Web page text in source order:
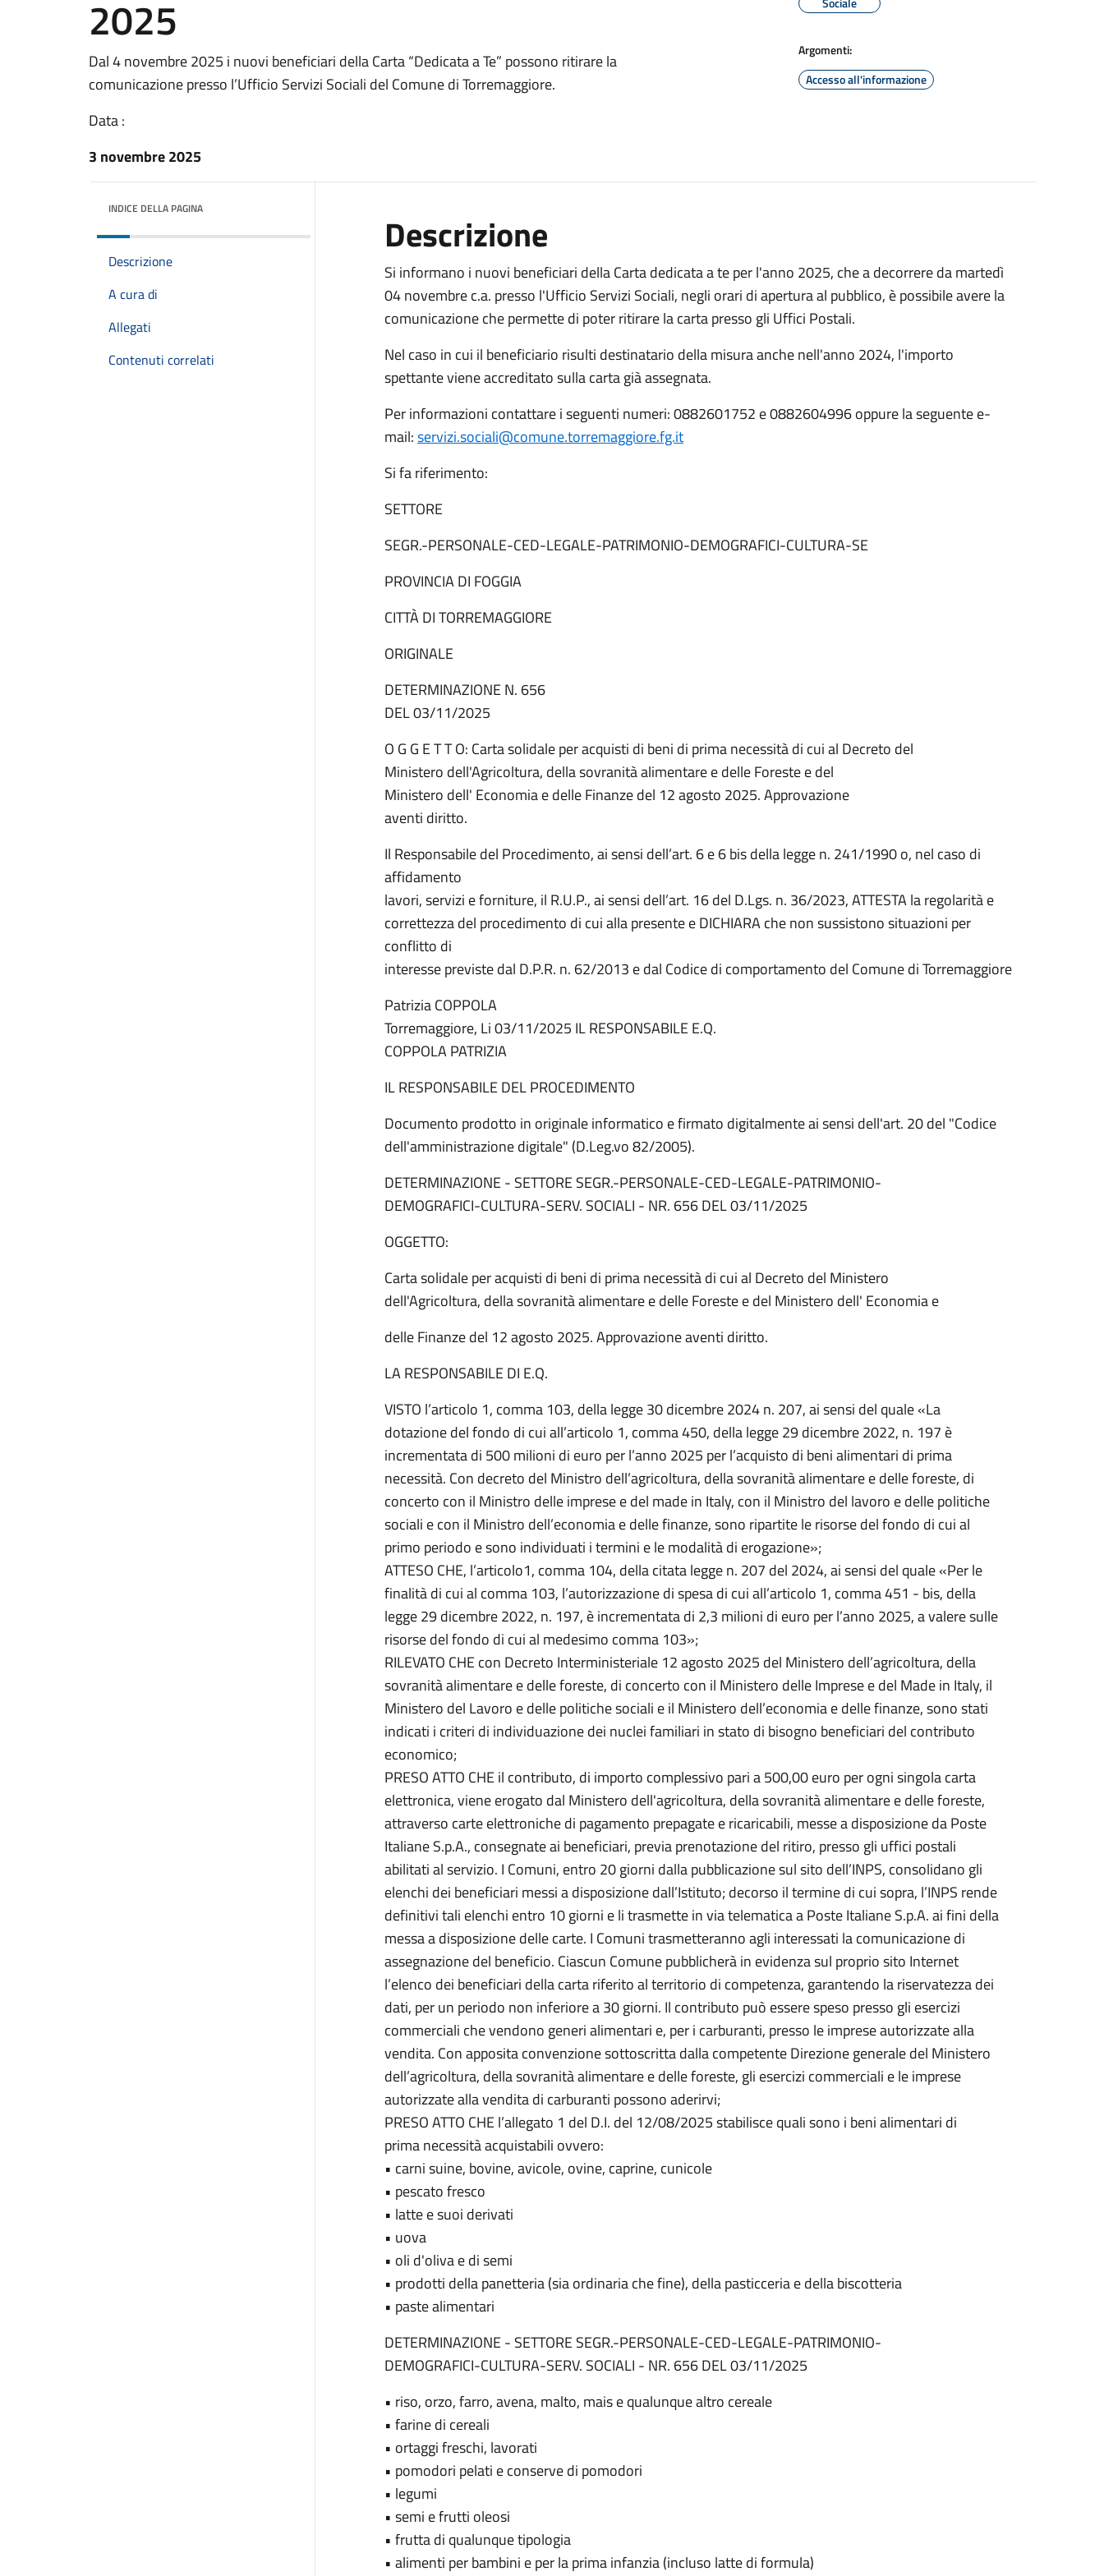
2025
Dal 4 novembre 2025 i nuovi beneficiari della Carta “Dedicata a Te” possono ritirare la
comunicazione presso l’Ufficio Servizi Sociali del Comune di Torremaggiore.
Data :
3 novembre 2025
Argomenti:
Accesso all'informazione
INDICE DELLA PAGINA
Descrizione
A cura di
Allegati
Contenuti correlati
Descrizione
Si informano i nuovi beneficiari della Carta dedicata a te per l'anno 2025, che a decorrere da martedì
04 novembre c.a. presso l'Ufficio Servizi Sociali, negli orari di apertura al pubblico, è possibile avere la
comunicazione che permette di poter ritirare la carta presso gli Uffici Postali.
Nel caso in cui il beneficiario risulti destinatario della misura anche nell'anno 2024, l'importo
spettante viene accreditato sulla carta già assegnata.
Per informazioni contattare i seguenti numeri: 0882601752 e 0882604996 oppure la seguente e-
mail:servizi.sociali@comune.torremaggiore.fg.it
Si fa riferimento:
SETTORE
SEGR.-PERSONALE-CED-LEGALE-PATRIMONIO-DEMOGRAFICI-CULTURA-SE
PROVINCIA DI FOGGIA
CITTÀ DI TORREMAGGIORE
ORIGINALE
DETERMINAZIONE N. 656
DEL 03/11/2025
O G G E T T O: Carta solidale per acquisti di beni di prima necessità di cui al Decreto del
Ministero dell'Agricoltura, della sovranità alimentare e delle Foreste e del
Ministero dell' Economia e delle Finanze del 12 agosto 2025. Approvazione
aventi diritto.
Il Responsabile del Procedimento, ai sensi dell’art. 6 e 6 bis della legge n. 241/1990 o, nel caso di
affidamento
lavori, servizi e forniture, il R.U.P., ai sensi dell’art. 16 del D.Lgs. n. 36/2023, ATTESTA la regolarità e
correttezza del procedimento di cui alla presente e DICHIARA che non sussistono situazioni per
conflitto di
interesse previste dal D.P.R. n. 62/2013 e dal Codice di comportamento del Comune di Torremaggiore
Patrizia COPPOLA
Torremaggiore, Li 03/11/2025 IL RESPONSABILE E.Q.
COPPOLA PATRIZIA
IL RESPONSABILE DEL PROCEDIMENTO
Documento prodotto in originale informatico e firmato digitalmente ai sensi dell'art. 20 del "Codice
dell'amministrazione digitale" (D.Leg.vo 82/2005).
DETERMINAZIONE - SETTORE SEGR.-PERSONALE-CED-LEGALE-PATRIMONIO-
DEMOGRAFICI-CULTURA-SERV. SOCIALI - NR. 656 DEL 03/11/2025
OGGETTO:
Carta solidale per acquisti di beni di prima necessità di cui al Decreto del Ministero
dell'Agricoltura, della sovranità alimentare e delle Foreste e del Ministero dell' Economia e
delle Finanze del 12 agosto 2025. Approvazione aventi diritto.
LA RESPONSABILE DI E.Q.
VISTO l’articolo 1, comma 103, della legge 30 dicembre 2024 n. 207, ai sensi del quale «La
dotazione del fondo di cui all’articolo 1, comma 450, della legge 29 dicembre 2022, n. 197 è
incrementata di 500 milioni di euro per l’anno 2025 per l’acquisto di beni alimentari di prima
necessità. Con decreto del Ministro dell’agricoltura, della sovranità alimentare e delle foreste, di
concerto con il Ministro delle imprese e del made in Italy, con il Ministro del lavoro e delle politiche
sociali e con il Ministro dell’economia e delle finanze, sono ripartite le risorse del fondo di cui al
primo periodo e sono individuati i termini e le modalità di erogazione»;
ATTESO CHE, l’articolo1, comma 104, della citata legge n. 207 del 2024, ai sensi del quale «Per le
finalità di cui al comma 103, l’autorizzazione di spesa di cui all’articolo 1, comma 451 - bis, della
legge 29 dicembre 2022, n. 197, è incrementata di 2,3 milioni di euro per l’anno 2025, a valere sulle
risorse del fondo di cui al medesimo comma 103»;
RILEVATO CHE con Decreto Interministeriale 12 agosto 2025 del Ministero dell’agricoltura, della
sovranità alimentare e delle foreste, di concerto con il Ministero delle Imprese e del Made in Italy, il
Ministero del Lavoro e delle politiche sociali e il Ministero dell’economia e delle finanze, sono stati
indicati i criteri di individuazione dei nuclei familiari in stato di bisogno beneficiari del contributo
economico;
PRESO ATTO CHE il contributo, di importo complessivo pari a 500,00 euro per ogni singola carta
elettronica, viene erogato dal Ministero dell'agricoltura, della sovranità alimentare e delle foreste,
attraverso carte elettroniche di pagamento prepagate e ricaricabili, messe a disposizione da Poste
Italiane S.p.A., consegnate ai beneficiari, previa prenotazione del ritiro, presso gli uffici postali
abilitati al servizio. I Comuni, entro 20 giorni dalla pubblicazione sul sito dell’INPS, consolidano gli
elenchi dei beneficiari messi a disposizione dall’Istituto; decorso il termine di cui sopra, l’INPS rende
definitivi tali elenchi entro 10 giorni e li trasmette in via telematica a Poste Italiane S.p.A. ai fini della
messa a disposizione delle carte. I Comuni trasmetteranno agli interessati la comunicazione di
assegnazione del beneficio. Ciascun Comune pubblicherà in evidenza sul proprio sito Internet
l’elenco dei beneficiari della carta riferito al territorio di competenza, garantendo la riservatezza dei
dati, per un periodo non inferiore a 30 giorni. Il contributo può essere speso presso gli esercizi
commerciali che vendono generi alimentari e, per i carburanti, presso le imprese autorizzate alla
vendita. Con apposita convenzione sottoscritta dalla competente Direzione generale del Ministero
dell’agricoltura, della sovranità alimentare e delle foreste, gli esercizi commerciali e le imprese
autorizzate alla vendita di carburanti possono aderirvi;
PRESO ATTO CHE l’allegato 1 del D.I. del 12/08/2025 stabilisce quali sono i beni alimentari di
prima necessità acquistabili ovvero:
• carni suine, bovine, avicole, ovine, caprine, cunicole
• pescato fresco
• latte e suoi derivati
• uova
• oli d'oliva e di semi
• prodotti della panetteria (sia ordinaria che fine), della pasticceria e della biscotteria
• paste alimentari
DETERMINAZIONE - SETTORE SEGR.-PERSONALE-CED-LEGALE-PATRIMONIO-
DEMOGRAFICI-CULTURA-SERV. SOCIALI - NR. 656 DEL 03/11/2025
• riso, orzo, farro, avena, malto, mais e qualunque altro cereale
• farine di cereali
• ortaggi freschi, lavorati
• pomodori pelati e conserve di pomodori
• legumi
• semi e frutti oleosi
• frutta di qualunque tipologia
• alimenti per bambini e per la prima infanzia (incluso latte di formula)